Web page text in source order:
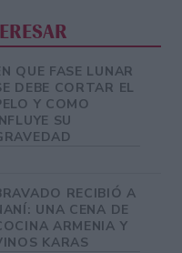
QUE FASE LUNAR
DEBE CORTAR EL
Y COMO
SU
RECIBIÓ A
UNA CENA DE
ARMENIA Y
KARAS